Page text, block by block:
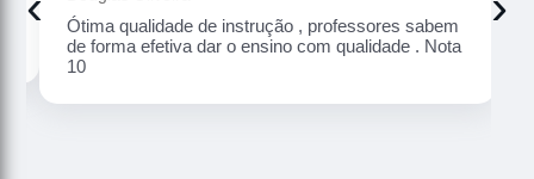
Ótima qualidade de instrução , professores sabem
de forma efetiva dar o ensino com qualidade . Nota
10